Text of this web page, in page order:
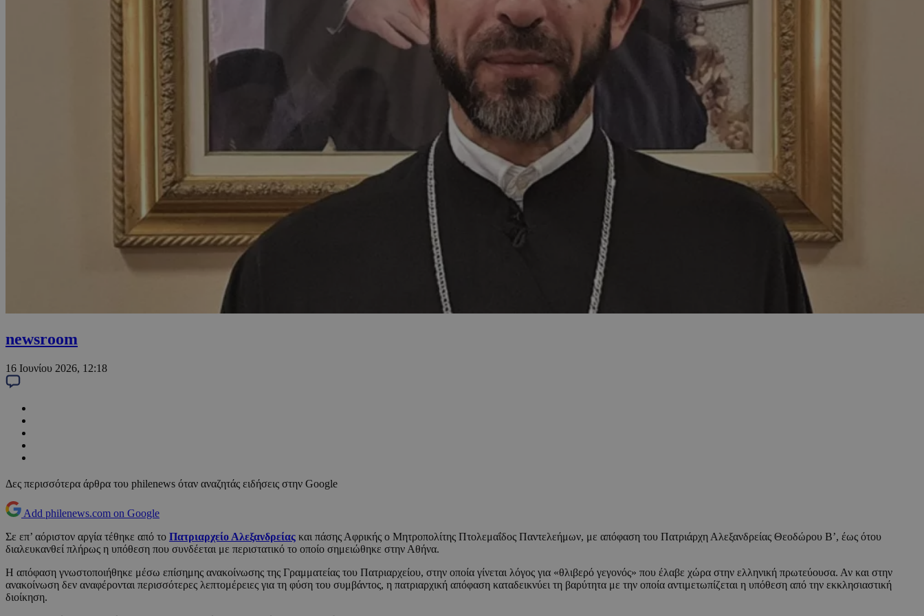
newsroom
16 Ιουνίου 2026, 12:18
Δες περισσότερα άρθρα του philenews όταν αναζητάς ειδήσεις στην Google
Add philenews.com on Google
Σε επ’ αόριστον αργία τέθηκε από το Πατριαρχείο Αλεξανδρείας και πάσης Αφρικής ο Μητροπολίτης Πτολεμαΐδος Παντελεήμων, με απόφαση του Πατριάρχη Αλεξανδρείας Θεοδώρου Β’, έως ότου
διαλευκανθεί πλήρως η υπόθεση που συνδέεται με περιστατικό το οποίο σημειώθηκε στην Αθήνα.
Η απόφαση γνωστοποιήθηκε μέσω επίσημης ανακοίνωσης της Γραμματείας του Πατριαρχείου, στην οποία γίνεται λόγος για «θλιβερό γεγονός» που έλαβε χώρα στην ελληνική πρωτεύουσα. Αν και στην
ανακοίνωση δεν αναφέρονται περισσότερες λεπτομέρειες για τη φύση του συμβάντος, η πατριαρχική απόφαση καταδεικνύει τη βαρύτητα με την οποία αντιμετωπίζεται η υπόθεση από την εκκλησιαστική
διοίκηση.